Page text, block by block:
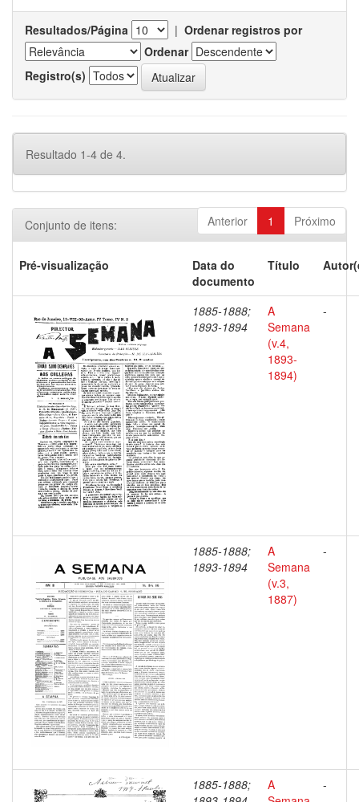
Resultados/Página | Ordenar registros por
Ordenar
Registro(s)
Resultado 1-4 de 4.
Anterior 1 Próximo
Conjunto de itens:
Pré-visualização
Data do
documento
Título
1885-1888;
1893-1894
A
Semana
(v.4,
1893-
1894)
-
1885-1888;
1893-1894
A
Semana
(v.3,
1887)
-
1885-1888;
A
-